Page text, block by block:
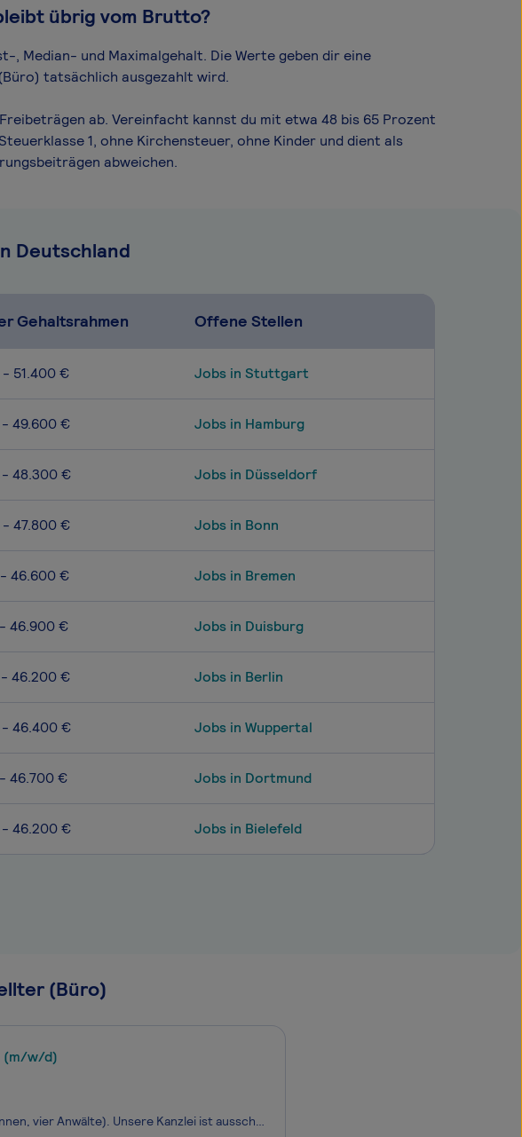
übrig vom Brutto?
Median- und Maximal­gehalt. Die Werte geben dir eine
tatsächlich ausgezahlt wird.
ab. Vereinfacht kannst du mit etwa 48 bis 65 Prozent
1, ohne Kirchensteuer, ohne Kinder und dient als
abweichen.
Deutschland
Gehaltsrahmen Offene Stellen
51.400 € Jobs in Stuttgart
49.600 € Jobs in Hamburg
48.300 € Jobs in Düsseldorf
47.800 € Jobs in Bonn
46.600 € Jobs in Bremen
46.900 € Jobs in Duisburg
46.200 € Jobs in Berlin
46.400 € Jobs in Wuppertal
46.700 € Jobs in Dortmund
46.200 € Jobs in Bielefeld
(Büro)
(m/w/d)
Wir sind eine Kanzlei im Herzen von München (zwei Anwältinnen, vier Anwälte). Unsere Kanz­lei ist ausschließlich auf dem Gebiet des Erbrechts, des Erbschaftsteuerrechts sowie der Ver­mögensnachfolge tätig. Wir suchen zum nächstmöglichen Zeitpunkt eine/n motivierte/n Rechtsanwalts­fachangestell­te(n